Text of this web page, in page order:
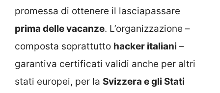
promessa di ottenere il lasciapassare
prima delle vacanze. L’organizzazione –
composta soprattutto hacker italiani –
garantiva certificati validi anche per altri
stati europei, per la Svizzera e gli Stati